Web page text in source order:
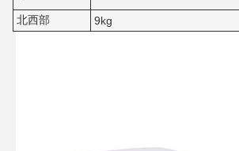
北西部 9kg